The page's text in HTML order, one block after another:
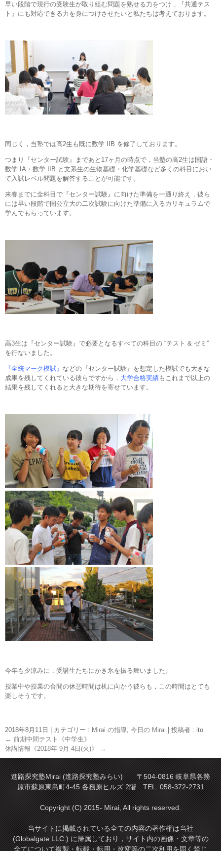
早い段階で現行の受験生が取り組む問題を熟せる力をつけ，『共通テス
ト』にも対応できる力を身につけさせたいと私たちは考えております。
同じく，当塾では高2生も既に数学 IIB を修了しております。
つまり『センター試験』まであと17ヶ月の時点で，当塾の高2生は国語・
数学 IA・数学 IIB と文系生の生物基礎・化学基礎など多くの科目におい
て入試レベル問題を解答することが可能です。
来春までに全科目で『センター試験』に向けた準備を一通り終え，彼ら
には早い段階で国公立大の二次試験に向けた準備に入るカリキュラムで
学んでもらっています。
高3生は『センター試験』で必要となるすべての科目の “テスト & ゼミ”
を行ないました。
『全統マーク模試』 などの『センター試験』を想定した模試でも大きな
成果を残してくれている彼らですから， 大学合格実績もこれまで以上の
結果を残してくれると大きな期待を寄せています。
今年も夕涼みに，受講生たちにかき氷を振る舞いました。
授業中や授業の合間の休憩時間は机に向かう彼らも，この時間はとても
楽しそうです。
2018年8月11日 カテゴリー : Mirai の指導, 今日の Mirai
投稿者 : ito
← 前期中間テスト《中学生》
休講情報《2018年 9月 4日(火)》
→
進路探究塾Mirai (進路探究塾みらい) 〒504-0816 岐阜県各務
原市蘇原東島町4-45 各務原ヒルズ 2階 TEL. 058-372-2731
Copyright (C) 2015- Mirai, All rights reserved.
当サイトに掲載されている全ての内容の著作権は当社
(Globalgate LLC.) に帰属しており，サイト内の画像・文章等の
全てについて複製・転載・転用・改変等の二次利用を固く禁じ